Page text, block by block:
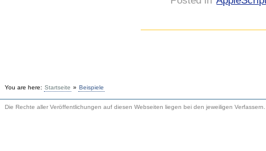
You are here: Startseite » Beispiele
Die Rechte aller Veröffentlichungen auf diesen Webseiten liegen bei den jeweiligen